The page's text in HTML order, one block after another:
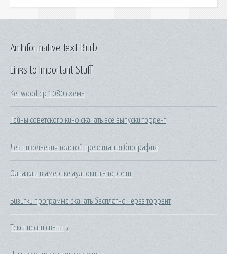
Links to Important Stuff
Kenwood dp 1080 схема
Тайны советского кино скачать все выпуски торрент
Лев николаевич толстой презентация биография
Однажды в америке аудиокнига торрент
Визитки программа скачать бесплатно через торрент
Текст песни сваты 5
An Informative Text Blurb